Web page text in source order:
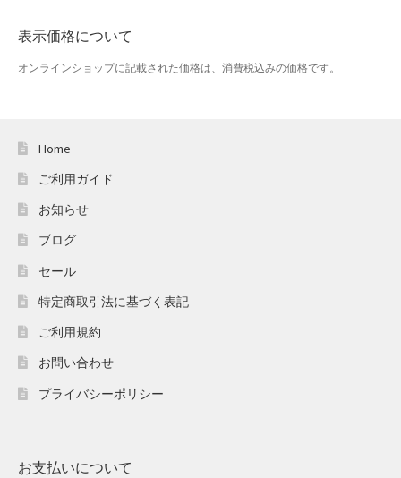
プライバシーポリシー
ベンダー登録
ホワイトデー特集
マイアカウント
配送先住所
冬服ファッション特集
表示価格について
オンラインショップに記載された価格は、消費税込みの価格です。
Home
ご利用ガイド
お知らせ
ブログ
セール
特定商取引法に基づく表記
ご利用規約
お問い合わせ
プライバシーポリシー
お支払いについて